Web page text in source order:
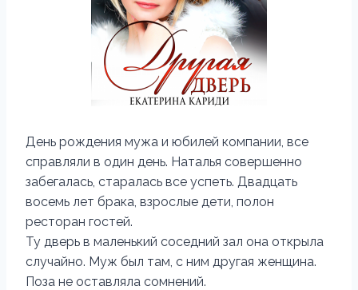
День рождения мужа и юбилей компании, все
справляли в один день. Наталья совершенно
забегалась, старалась все успеть. Двадцать
восемь лет брака, взрослые дети, полон
ресторан гостей.
Ту дверь в маленький соседний зал она открыла
случайно. Муж был там, с ним другая женщина.
Поза не оставляла сомнений.